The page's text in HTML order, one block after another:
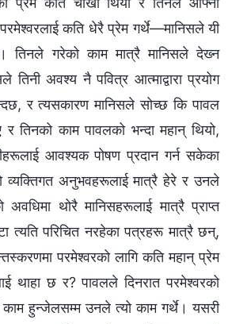
कति धेरै प्रेम गर्थे—मानिसले यी
तिनले गरेको काम मात्रै मानिसले देख्‍न
तिनी अवश्य नै पवित्र आत्माद्वारा प्रयोग
र त्यसकारण मानिसले सोच्छ कि पावल
तिनको काम पावलको भन्दा महान् थियो,
आवश्यक पोषण प्रदान गर्न सकेका
अनुभवहरूलाई मात्रै हेरे र उनले
अवधिमा थोरै मानिसहरूलाई मात्रै प्राप्त
त्यति परिचित नरहेका पत्रहरू मात्रै छन्,
परमेश्‍वरको लागि कति महान् प्रेम
थाहा छ र? पावलले दिनरात परमेश्‍वरको
काम हुन्जेलसम्म उनले त्यो काम गर्थे। यसरी